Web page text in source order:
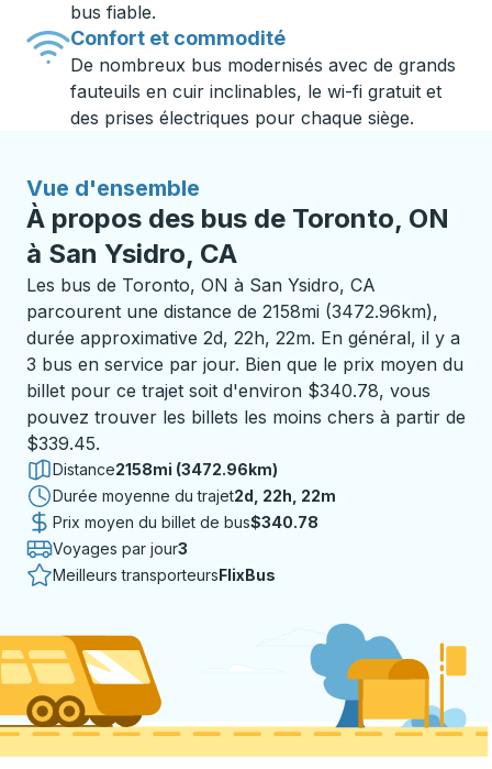
bus fiable.
Confort et commodité
De nombreux bus modernisés avec de grands
fauteuils en cuir inclinables, le wi-fi gratuit et
des prises électriques pour chaque siège.
Vue d'ensemble
À propos des bus de Toronto, ON
à San Ysidro, CA
Les bus de Toronto, ON à San Ysidro, CA
parcourent une distance de 2158mi (3472.96km),
durée approximative 2d, 22h, 22m. En général, il y a
3 bus en service par jour. Bien que le prix moyen du
billet pour ce trajet soit d'environ $340.78, vous
pouvez trouver les billets les moins chers à partir de
$339.45.
Distance2158mi (3472.96km)
Durée moyenne du trajet2 jours 22 heures 22 minutes
2d, 22h, 22m
Prix moyen du billet de bus$340.78
Voyages par jour3
Meilleurs transporteursFlixBus